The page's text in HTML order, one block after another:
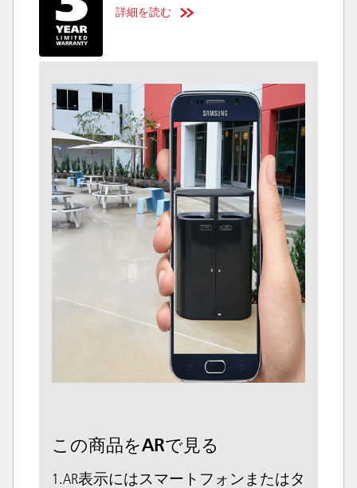
詳細を読む
この商品をARで見る
1.AR表示にはスマートフォンまたはタ